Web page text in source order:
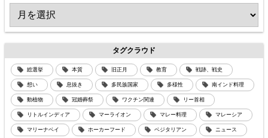
タグクラウド
総選挙 本質 旧正月 教育 戦跡、戦史
想い 息抜き 多民族国家 多様性 南インド料理
動植物 冠婚葬祭 ワクチン関連 リー首相
リトルインディア マーライオン マレー料理 マレーシア
マリーナベイ ホーカーフード ベジタリアン ニュース